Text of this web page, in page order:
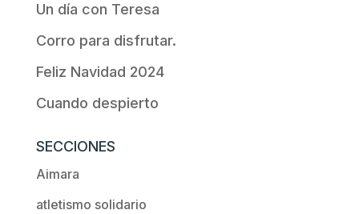
Un día con Teresa
Corro para disfrutar.
Feliz Navidad 2024
Cuando despierto
SECCIONES
Aimara
atletismo solidario